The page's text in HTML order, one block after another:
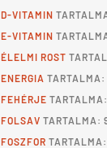
D-VITAMIN
E-VITAMIN
ÉLELMI ROST
ENERGIA
FEHÉRJE
FOLSAV TARTALMA:
FOSZFOR TARTALMA: